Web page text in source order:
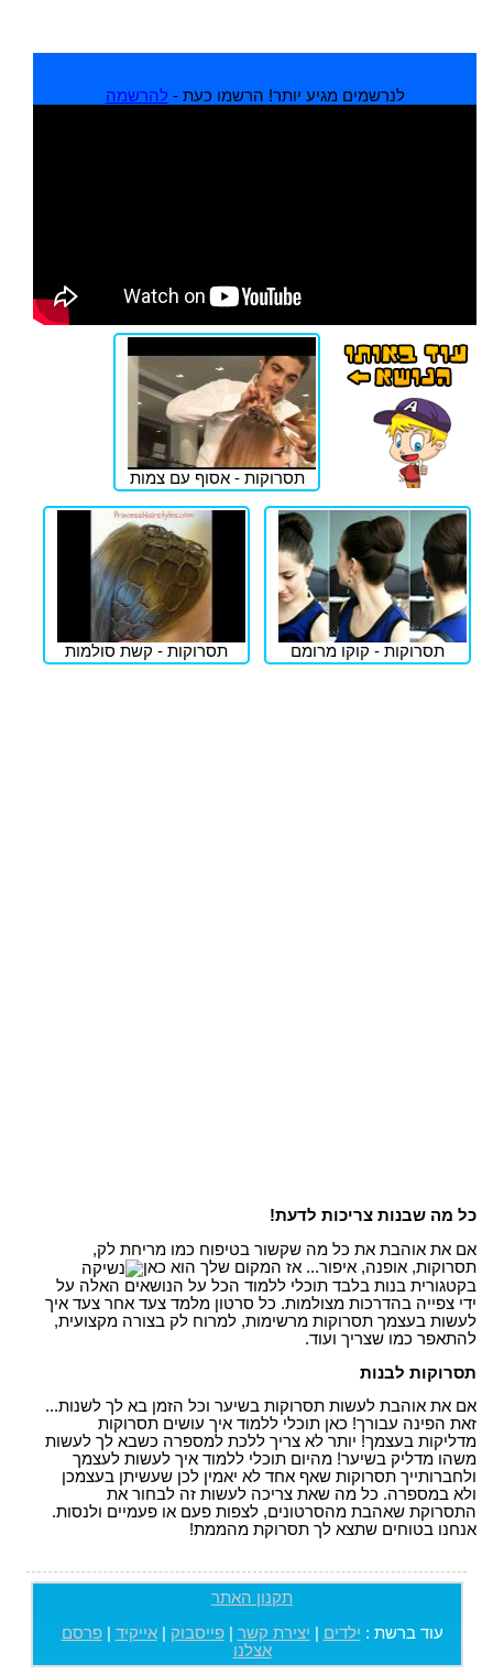
לנרשמים מגיע יותר! הרשמו כעת - להרשמה
תסרוקות - אסוף עם צמות
תסרוקות - קוקו מרומם תסרוקות - קשת סולמות
כל מה שבנות צריכות לדעת!
אם את אוהבת את כל מה שקשור בטיפוח כמו מריחת לק,
תסרוקות, אופנה, איפור... אז המקום שלך הוא כאן
בקטגורית בנות בלבד תוכלי ללמוד הכל על הנושאים האלה על
ידי צפייה בהדרכות מצולמות. כל סרטון מלמד צעד אחר צעד איך
לעשות בעצמך תסרוקות מרשימות, למרוח לק בצורה מקצועית,
להתאפר כמו שצריך ועוד.
תסרוקות לבנות
אם את אוהבת לעשות תסרוקות בשיער וכל הזמן בא לך לשנות...
זאת הפינה עבורך! כאן תוכלי ללמוד איך עושים תסרוקות
מדליקות בעצמך! יותר לא צריך ללכת למספרה כשבא לך לעשות
משהו מדליק בשיער! מהיום תוכלי ללמוד איך לעשות לעצמך
ולחברותייך תסרוקות שאף אחד לא יאמין לכן שעשיתן בעצמכן
ולא במספרה. כל מה שאת צריכה לעשות זה לבחור את
התסרוקת שאהבת מהסרטונים, לצפות פעם או פעמיים ולנסות.
אנחנו בטוחים שתצא לך תסרוקת מהממת!
תקנון האתר
עוד ברשת : ילדים יצירת קשר |פייסבוק |אייקיד |פרסם
אצלנו